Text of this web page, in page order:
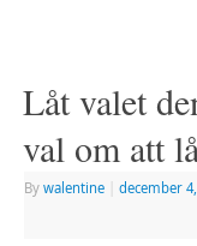
Låt valet
val om att
By walentine december